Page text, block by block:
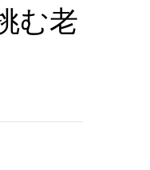
む老